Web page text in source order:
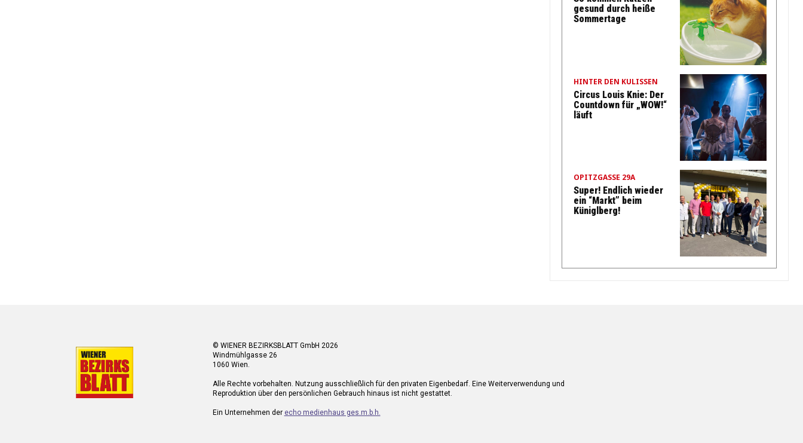
gesund durch heiße
Sommertage
HINTER DEN KULISSEN
Circus Louis Knie: Der
Countdown für „WOW!“
läuft
OPITZGASSE 29A
Super! Endlich wieder
ein “Markt” beim
Küniglberg!
© WIENER BEZIRKSBLATT GmbH 2026
Windmühlgasse 26
1060 Wien.
Alle Rechte vorbehalten. Nutzung ausschließlich für den privaten Eigenbedarf. Eine Weiterverwendung und
Reproduktion über den persönlichen Gebrauch hinaus ist nicht gestattet.
Ein Unternehmen der echo medienhaus ges.m.b.h.